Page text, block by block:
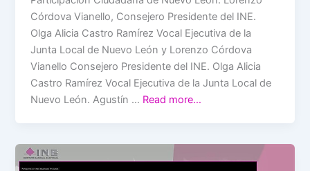
Córdova Vianello, Consejero Presidente del INE.
Olga Alicia Castro Ramírez Vocal Ejecutiva de la
Junta Local de Nuevo León y Lorenzo Córdova
Vianello Consejero Presidente del INE. Olga Alicia
Castro Ramírez Vocal Ejecutiva de la Junta Local de
Nuevo León. Agustín … Read more…